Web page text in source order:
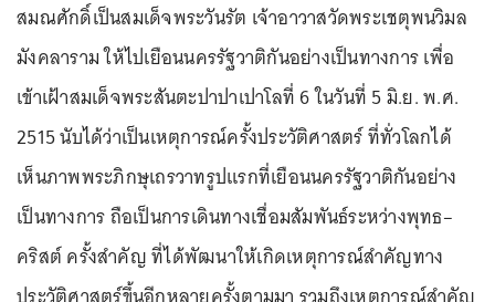
สมณศักดิ์เป็นสมเด็จพระวันรัต เจ้าอาวาสวัดพระเชตุพนวิมล
มังคลาราม ให้ไปเยือนนครรัฐวาติกันอย่างเป็นทางการ เพื่อ
เข้าเฝ้าสมเด็จพระสันตะปาปาเปาโลที่ 6 ในวันที่ 5 มิ.ย. พ.ศ.
2515 นับได้ว่าเป็นเหตุการณ์ครั้งประวัติศาสตร์ ที่ทั่วโลกได้
เห็นภาพพระภิกษุเถรวาทรูปแรกที่เยือนนครรัฐวาติกันอย่าง
เป็นทางการ ถือเป็นการเดินทางเชื่อมสัมพันธ์ระหว่างพุทธ–
คริสต์ ครั้งสำคัญ ที่ได้พัฒนาให้เกิดเหตุการณ์สำคัญทาง